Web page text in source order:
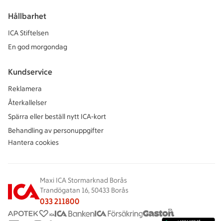
Hållbarhet
ICA Stiftelsen
En god morgondag
Kundservice
Reklamera
Återkallelser
Spärra eller beställ nytt ICA-kort
Behandling av personuppgifter
Hantera cookies
Maxi ICA Stormarknad Borås
Trandögatan 16, 50433 Borås
033 211800